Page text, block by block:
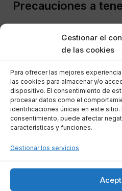
Gestionar el
de las cookies
Para ofrecer las mejores
las cookies para almacenar y/o
dispositivo. El consentimiento de
procesar datos como el
identificaciones únicas en este sitio.
consentimiento, puede afectar
características y funciones.
Gestionar los servicios
Precauciones a
Antes de comenzar
recomendable estar
Solicitar un
Esto te
referencia y
todos los aspectos
Guardar facturas: